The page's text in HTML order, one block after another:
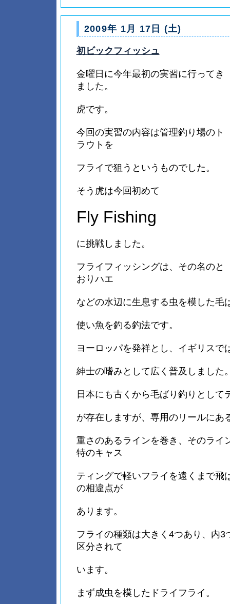
2009年 1月 17日 (土)
初ビックフィッシュ
金曜日に今年最初の実習に行ってき
ました。
虎です。
今回の実習の内容は管理釣り場のト
ラウトを
フライで狙うというものでした。
そう虎は今回初めて
Fly Fishing
に挑戦しました。
フライフィッシングは、その名のと
おりハエ
などの水辺に生息する虫を模した毛
使い魚を釣る釣法です。
ヨーロッパを発祥とし、イギリスで
紳士の嗜みとして広く普及しました
日本にも古くから毛ばり釣りとして
が存在しますが、専用のリールにあ
重さのあるラインを巻き、そのライ
特のキャス
ティングで軽いフライを遠くまで飛
の相違点が
あります。
フライの種類は大きく4つあり、内3
区分されて
います。
まず成虫を模したドライフライ。